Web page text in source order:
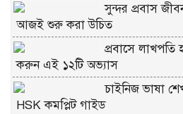
সুন্দর প্রবাস
আজই শুরু করা উচিত
প্রবাসে
করুন এই ১২টি অভ্যাস
চাইনিজ ভাষা
HSK কমপ্লিট গাইড